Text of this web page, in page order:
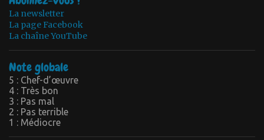
La newsletter
La page Facebook
La chaîne YouTube
Note globale
5 : Chef-d’œuvre
4 : Très bon
3 : Pas mal
2 : Pas terrible
1 : Médiocre